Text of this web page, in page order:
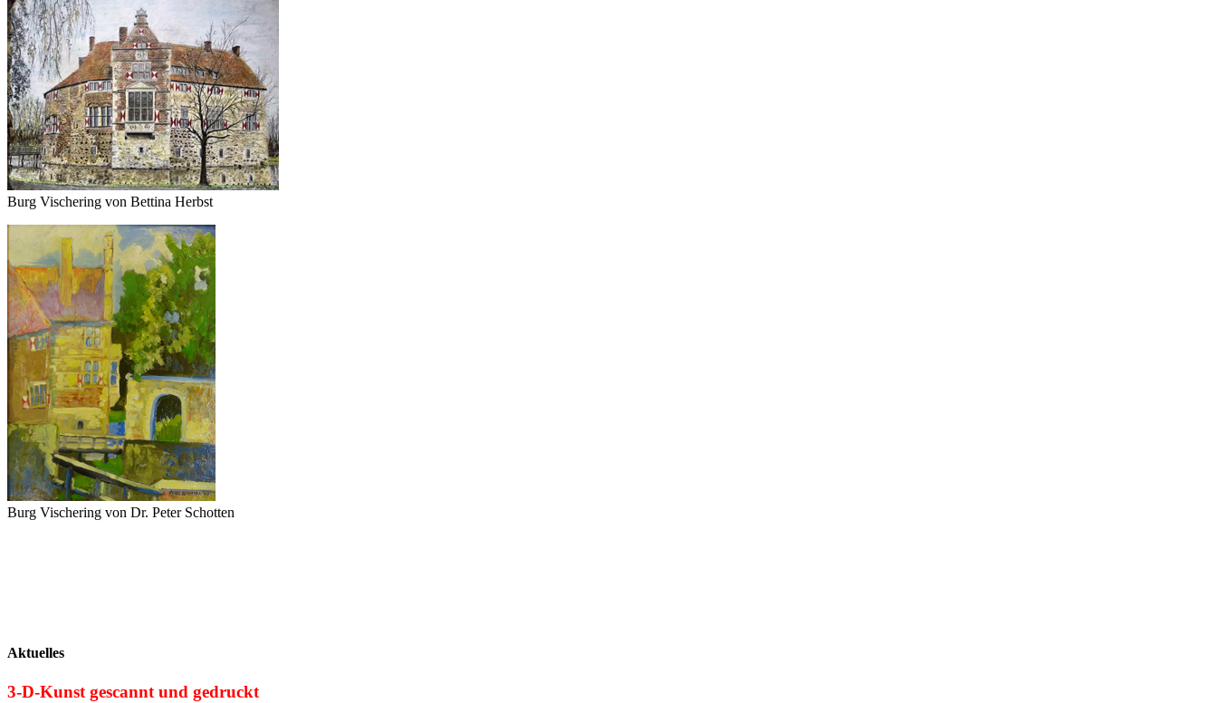
Burg Vischering von Bettina Herbst
Burg Vischering von Dr. Peter Schotten
Aktuelles
3-D-Kunst gescannt und gedruckt